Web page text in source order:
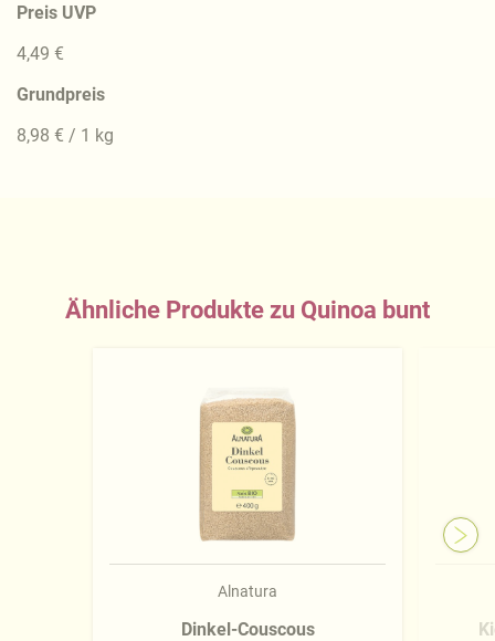
Preis UVP
4,49 €
Grundpreis
8,98 € / 1 kg
Ähnliche Produkte zu Quinoa bunt
Alnatura
Dinkel-Couscous